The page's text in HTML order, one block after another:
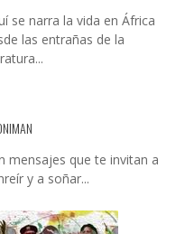
se narra la vida en África
las entrañas de la
mensajes que te invitan a
y a soñar...